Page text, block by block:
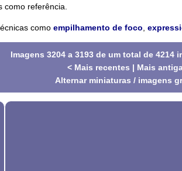
referência.
como empilhamento de foco
Imagens 3204 a 3193 de um total de 4214
< Mais recentes | Mais
Alternar miniaturas / imagens